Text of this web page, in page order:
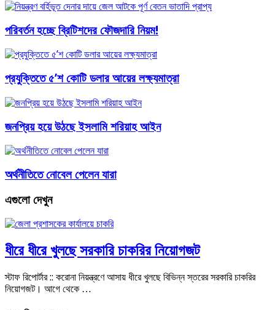
পরিবর্তন হচ্ছে ব্রিটিশদের ফৌজদারি নিয়ম!
প্রযুক্তিতে ৫’শ কোটি ডলার আয়ের লক্ষ্যমাত্রা
জনপ্রিয় হয়ে উঠছে ইসলামি শরিয়াহ আইন
অর্থনীতিতে নোবেল পেলেন যারা
এগুলো দেখুন
ধীরে ধীরে খুলছে সরকারি চাকরির নিয়োগজট
স্টাফ রিপোর্টার :: করোনা নিয়ন্ত্রণে আসায় ধীরে খুলছে বিভিন্ন স্তরের সরকারি চাকরির
নিয়োগজট। আগে থেকে …